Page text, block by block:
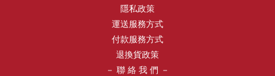
隱私政策
運送服務方式
付款服務方式
退換貨政策
－ 聯 絡 我 們 －